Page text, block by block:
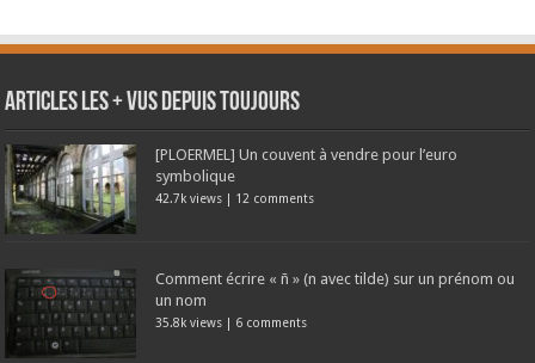
Articles les + vus depuis toujours
[PLOERMEL] Un couvent à vendre pour l’euro
symbolique
42.7k views | 12 comments
Comment écrire « ñ » (n avec tilde) sur un prénom ou
un nom
35.8k views | 6 comments